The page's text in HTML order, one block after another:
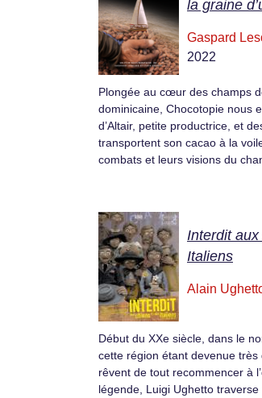
la graine
Gaspard
2022
Plongée au cœur des champs
dominicaine, Chocotopie nous
d’Altair, petite productrice, et
transportent son cacao à la
combats et leurs visions du
Interdit
Italiens
Alain
Début du XXe siècle, dans le
cette région étant devenue très
rêvent de tout recommencer à
légende, Luigi Ughetto